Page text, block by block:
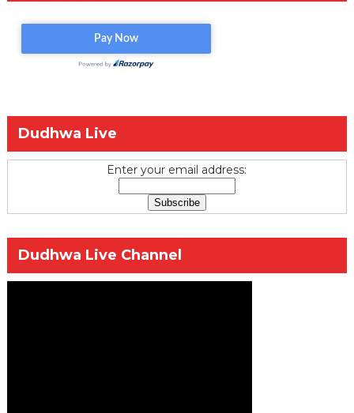
Dudhwa Live
Enter your email address:
Dudhwa Live Channel